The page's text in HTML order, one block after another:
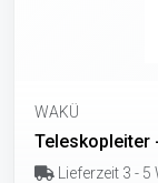
WAKÜ
Teleskopleiter
Lieferzeit 3 - 5